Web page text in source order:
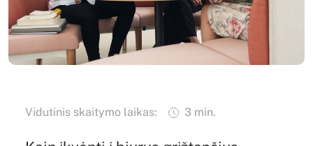
Vidutinis skaitymo laikas: 3 min.